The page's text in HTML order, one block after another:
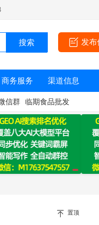
发布
商务服务 渠道信息
信群 临期食品批发
置顶